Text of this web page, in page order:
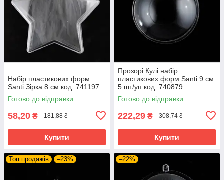
Набір пластикових форм
Santi Зірка 8 см код: 741197
Готово до відправки
58,20 ₴ 181,88 ₴
Купити
Прозорі Кулі набір
пластикових форм Santi 9 см
5 шт/уп код: 740879
Готово до відправки
222,29 ₴ 308,74 ₴
Купити
Топ продажів –23% –22%